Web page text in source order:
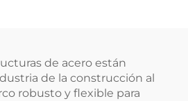
Edificio de Acero
de acero están
de la construcción al
robusto y flexible para